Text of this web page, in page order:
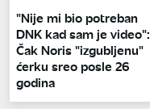
"Nije mi bio potreban
DNK kad sam je video":
Čak Noris "izgubljenu"
ćerku sreo posle 26
godina